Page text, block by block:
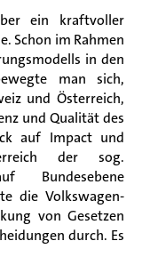
ein kraftvoller
Schon im Rahmen
in den
man sich,
und Österreich,
und Qualität des
auf Impact und
der sog.
Bundesebene
die Volkswagen-
von Gesetzen
durch. Es